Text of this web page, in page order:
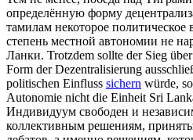
определённую форму
тамилам некоторое
степень местной автономии не
Ланки. Trotzdem sollte der Sieg
Form der Dezentralisierung
politischen Einfluss sichern würde,
Autonomie nicht die Einheit Sri
Индивидуум свободен и
коллективным решениям,